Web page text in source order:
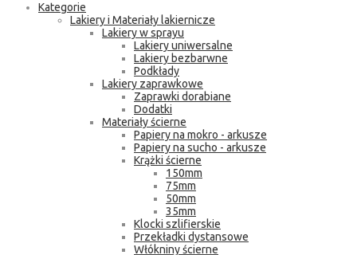
Kategorie
Lakiery i Materiały lakiernicze
Lakiery w sprayu
Lakiery uniwersalne
Lakiery bezbarwne
Podkłady
Lakiery zaprawkowe
Zaprawki dorabiane
Dodatki
Materiały ścierne
Papiery na mokro - arkusze
Papiery na sucho - arkusze
Krążki ścierne
150mm
75mm
50mm
35mm
Klocki szlifierskie
Przekładki dystansowe
Włókniny ścierne